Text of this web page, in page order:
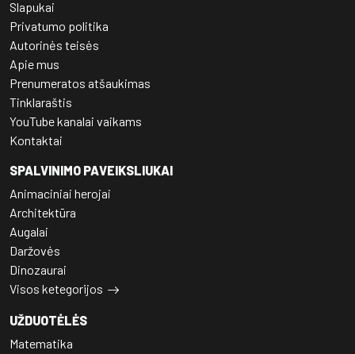
Slapukai
Privatumo politika
Autorinės teisės
Apie mus
Prenumeratos atšaukimas
Tinklaraštis
YouTube kanalai vaikams
Kontaktai
SPALVINIMO PAVEIKSLIUKAI
Animaciniai herojai
Architektūra
Augalai
Daržovės
Dinozaurai
Visos ketegorijos
UŽDUOTĖLĖS
Matematika